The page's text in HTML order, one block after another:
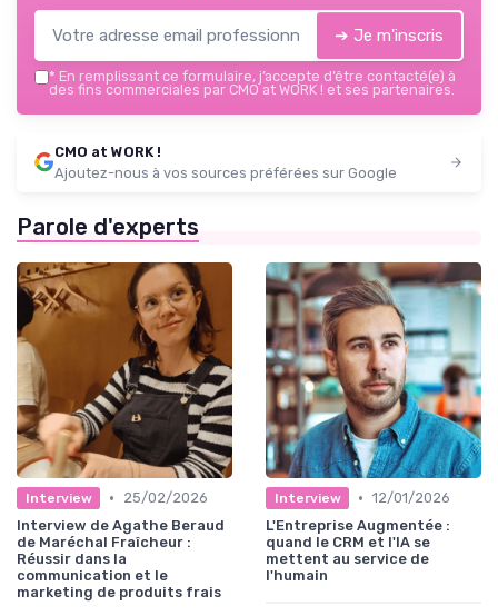
➔ Je m'inscris
* En remplissant ce formulaire, j’accepte d’être contacté(e) à
des fins commerciales par CMO at WORK ! et ses partenaires.
CMO at WORK !
Ajoutez-nous à vos sources préférées sur Google
Parole d'experts
Interview •
25/02/2026
Interview de Agathe Beraud
de Maréchal Fraîcheur :
Réussir dans la
communication et le
marketing de produits frais
Interview • 12/01/2026
L'Entreprise Augmentée :
quand le CRM et l'IA se
mettent au service de
l'humain